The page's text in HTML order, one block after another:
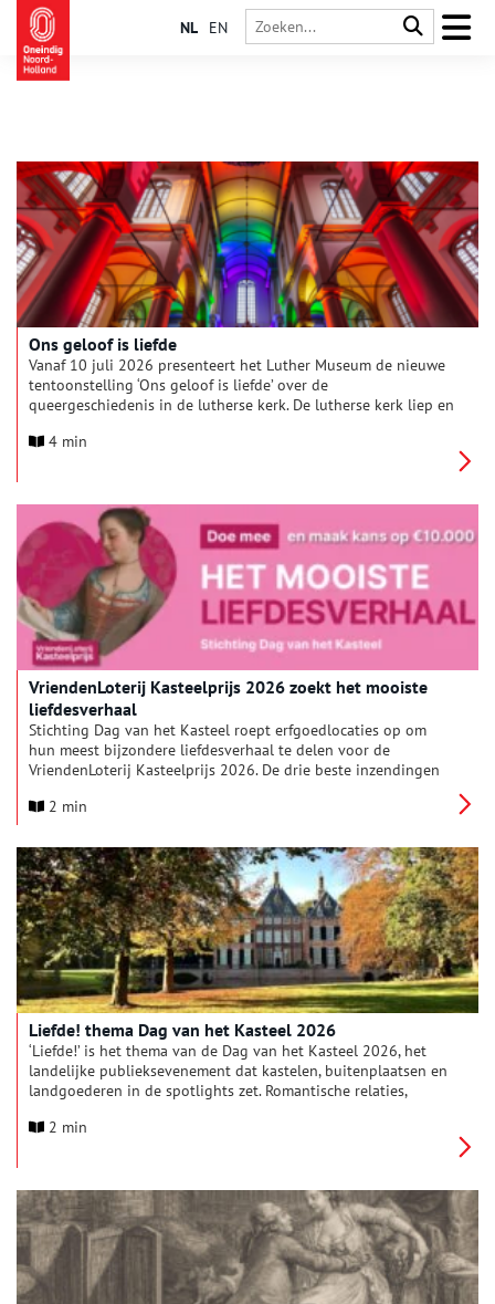
NL EN
Ons geloof is liefde
Vanaf 10 juli 2026 presenteert het Luther Museum de nieuwe
tentoonstelling ‘Ons geloof is liefde’ over de
queergeschiedenis in de lutherse kerk. De lutherse kerk liep en
veilig én christelijk onderdak voor alle kleuren van de pride-
iedereen welkom is bij de lutherse gemeenschap! Te zien vanaf
10 juli tot en met Coming Out Day op zondag 11 oktober.
4 min
VriendenLoterij Kasteelprijs 2026 zoekt het mooiste
liefdesverhaal
Stichting Dag van het Kasteel roept erfgoedlocaties op om
hun meest bijzondere liefdesverhaal te delen voor de
VriendenLoterij Kasteelprijs 2026. De drie beste inzendingen
hoofdprijs van €10.000 wordt beschikbaar gesteld door de
verboden affaires, onverwachte vriendschappen en
onvoorwaardelijke liefde: kastelen, buitenplaatsen en
landgoederen vormen al eeuwenlang het decor van menselijke
verbondenheid. Met het thema ‘Het mooiste liefdesverhaal’ zet
de VriendenLoterij Kasteelprijs deze intermenselijke verhalen
centraal.
2 min
Liefde! thema Dag van het Kasteel 2026
‘Liefde!’ is het thema van de Dag van het Kasteel 2026, het
landelijke publieksevenement dat kastelen, buitenplaatsen en
landgoederen in de spotlights zet. Romantische relaties,
vriendschappen en de onvoorwaardelijke liefde voor een kind.
2 min